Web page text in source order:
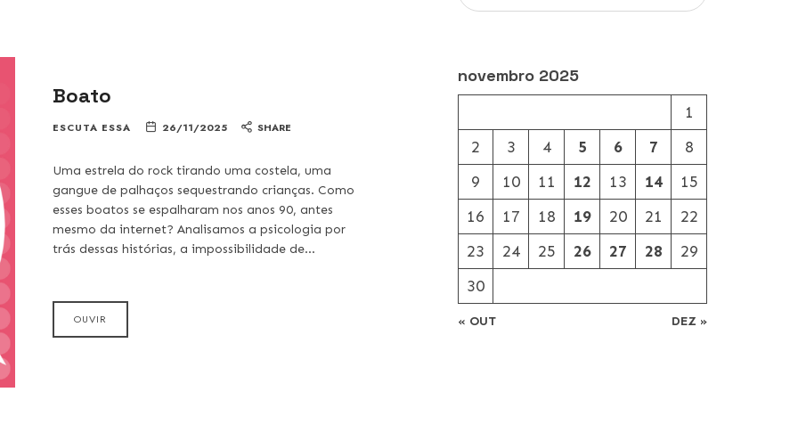
Boato
ESCUTA ESSA 26/11/2025 SHARE
Uma estrela do rock tirando uma costela, uma
gangue de palhaços sequestrando crianças. Como
esses boatos se espalharam nos anos 90, antes
mesmo da internet? Analisamos a psicologia por
trás dessas histórias, a impossibilidade de…
OUVIR
novembro 2025
1
2
3 4 5 6 7
8
9
10 11 12 13 14
15
16
17 18 19 20 21
22
23
24 25 26 27 28
29
30
« OUT DEZ »